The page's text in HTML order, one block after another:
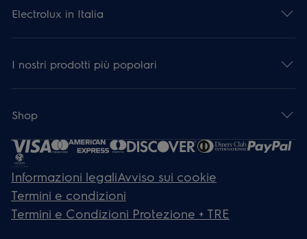
Electrolux in Italia
I nostri prodotti più popolari
Shop
Informazioni legaliAvviso sui cookie
Termini e condizioni
Termini e Condizioni Protezione + TRE